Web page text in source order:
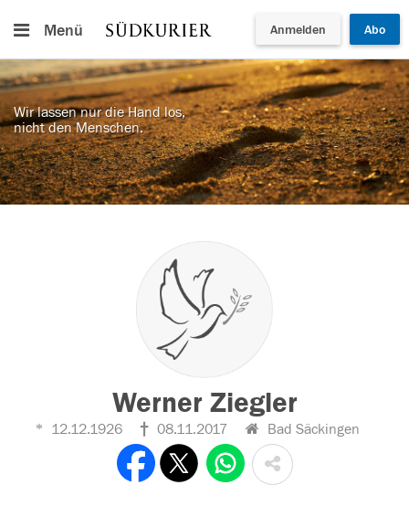
Menü Anmelden Abo
Wir lassen nur die Hand los,
nicht den Menschen.
Werner Ziegler
12.12.1926 08.11.2017 Bad Säckingen